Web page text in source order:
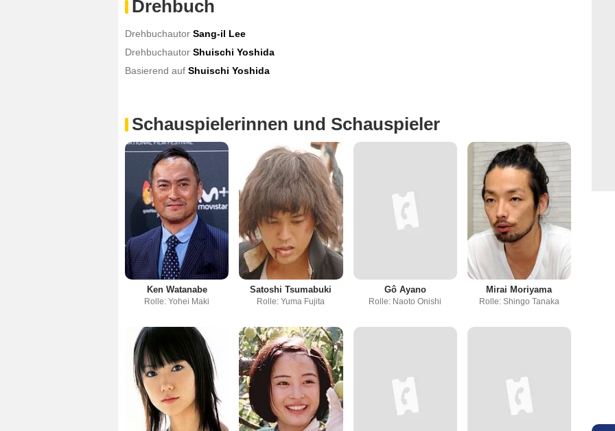
Drehbuch
Drehbuchautor Sang-il Lee
Drehbuchautor Shuischi Yoshida
Basierend auf Shuischi Yoshida
Schauspielerinnen und Schauspieler
Ken Watanabe
Rolle: Yohei Maki
Satoshi Tsumabuki
Rolle: Yuma Fujita
Gô Ayano
Rolle: Naoto Onishi
Mirai Moriyama
Rolle: Shingo Tanaka